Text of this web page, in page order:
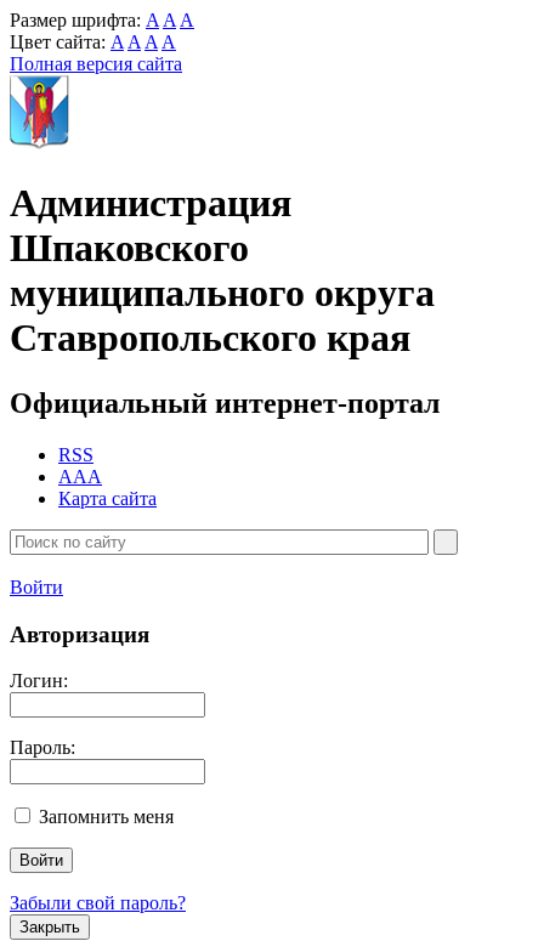
Размер шрифта: A A A
Цвет сайта: A A A A
Полная версия сайта
Администрация
Шпаковского
муниципального округа
Ставропольского края
Официальный интернет-портал
RSS
AAA
Карта сайта
Войти
Авторизация
Логин:
Пароль:
Запомнить меня
Забыли свой пароль?
Закрыть